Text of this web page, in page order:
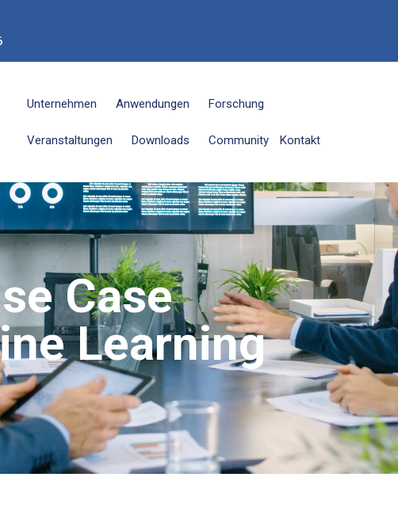
Unternehmen Anwendungen Forschung
Veranstaltungen Downloads Community Kontakt
Case
Learning